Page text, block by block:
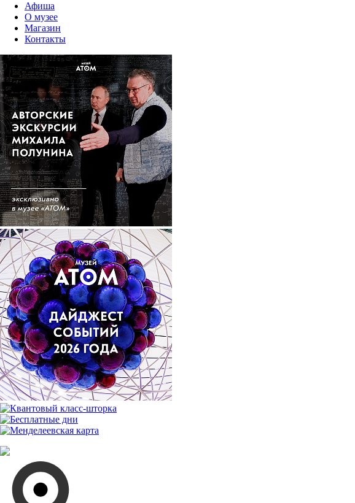
Афиша
О музее
Магазин
Контакты